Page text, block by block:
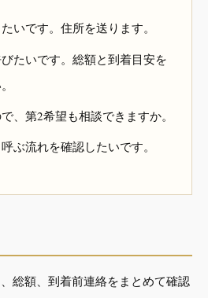
いです。住所を送ります。
たいです。総額と到着目安を
、第2希望も相談できますか。
ぶ流れを確認したいです。
総額、到着前連絡をまとめて確認